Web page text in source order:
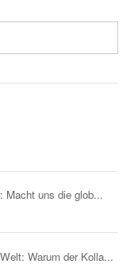
Macht uns die glob...
Warum der Kolla...